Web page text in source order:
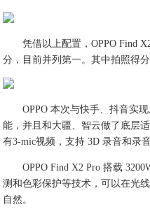
凭借以上配置，OPPO Find
分，目前并列第一。其中拍照得
OPPO 本次与快手、抖音实
能，并且和大疆、智云做了底层
有3-mic视频，支持 3D 录音和录
OPPO Find X2 Pro 搭载
测和色彩保护等技术，可以在光
自然。